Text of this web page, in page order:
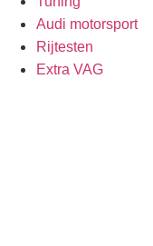
Audi motorsport
Rijtesten
Extra VAG